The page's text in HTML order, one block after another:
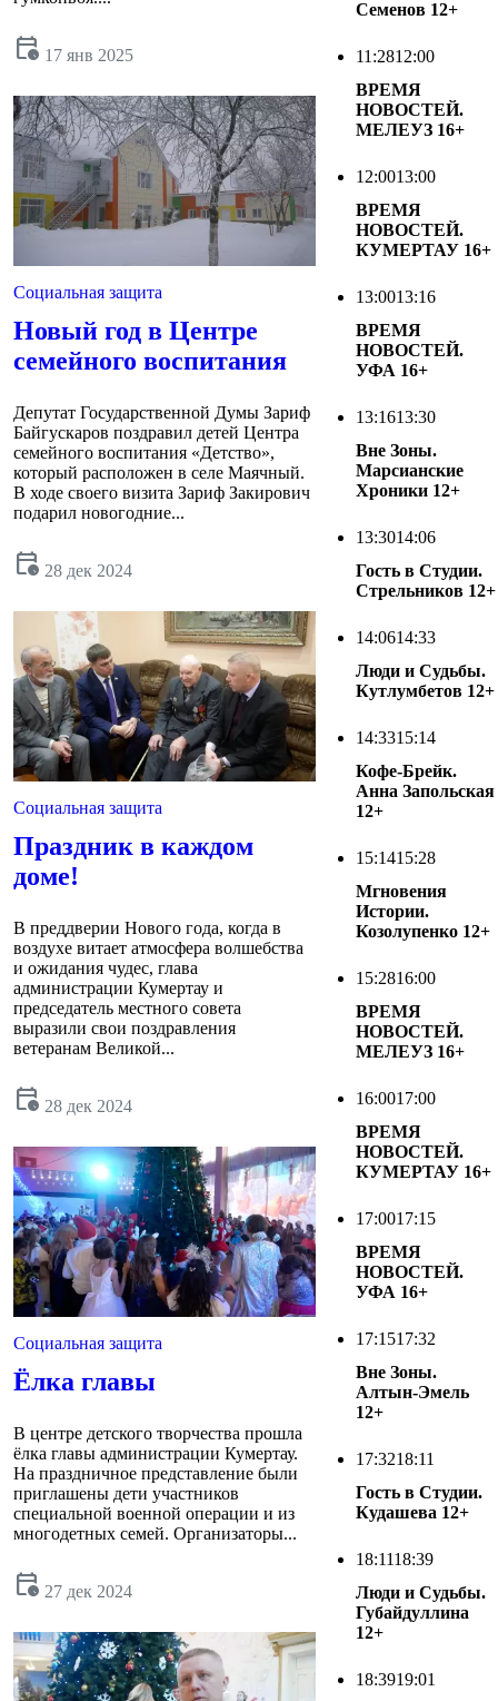
calendar_clock 17 янв 2025
Социальная защита
Новый год в Центре
семейного воспитания
Депутат Государственной Думы Зариф
Байгускаров поздравил детей Центра
семейного воспитания «Детство»,
который расположен в селе Маячный.
В ходе своего визита Зариф Закирович
подарил новогодние...
calendar_clock 28 дек 2024
Социальная защита
Праздник в каждом
доме!
В преддверии Нового года, когда в
воздухе витает атмосфера волшебства
и ожидания чудес, глава
администрации Кумертау и
председатель местного совета
выразили свои поздравления
ветеранам Великой...
calendar_clock 28 дек 2024
Социальная защита
Ёлка главы
В центре детского творчества прошла
ёлка главы администрации Кумертау.
На праздничное представление были
приглашены дети участников
специальной военной операции и из
многодетных семей. Организаторы...
calendar_clock 27 дек 2024
Семенов 12+
11:2812:00
ВРЕМЯ
НОВОСТЕЙ.
МЕЛЕУЗ 16+
12:0013:00
ВРЕМЯ
НОВОСТЕЙ.
КУМЕРТАУ 16+
13:0013:16
ВРЕМЯ
НОВОСТЕЙ.
УФА 16+
13:1613:30
Вне Зоны.
Марсианские
Хроники 12+
13:3014:06
Гость в Студии.
Стрельников 12+
14:0614:33
Люди и Судьбы.
Кутлумбетов 12+
14:3315:14
Кофе-Брейк.
Анна Запольская
12+
15:1415:28
Мгновения
Истории.
Козолупенко 12+
15:2816:00
ВРЕМЯ
НОВОСТЕЙ.
МЕЛЕУЗ 16+
16:0017:00
ВРЕМЯ
НОВОСТЕЙ.
КУМЕРТАУ 16+
17:0017:15
ВРЕМЯ
НОВОСТЕЙ.
УФА 16+
17:1517:32
Вне Зоны.
Алтын-Эмель
12+
17:3218:11
Гость в Студии.
Кудашева 12+
18:1118:39
Люди и Судьбы.
Губайдуллина
12+
18:3919:01